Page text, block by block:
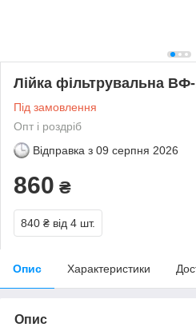
Лійка фільтрувальна
Під замовлення
Опт і роздріб
Відправка з 09 серпня 2026
860 ₴
840 ₴ від 4 шт.
Опис Характеристики
Опис